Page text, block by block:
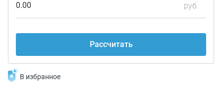
0.00 руб.
В избранное